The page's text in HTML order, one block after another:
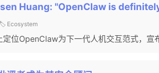
Huang: "OpenClaw is
Ecosystem
位OpenClaw为下一代人机交互范式，宣